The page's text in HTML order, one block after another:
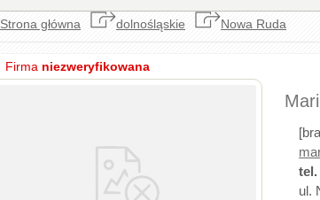
Strona główna dolnośląskie Nowa Ruda
Firma niezweryfikowana
tel.
ul.